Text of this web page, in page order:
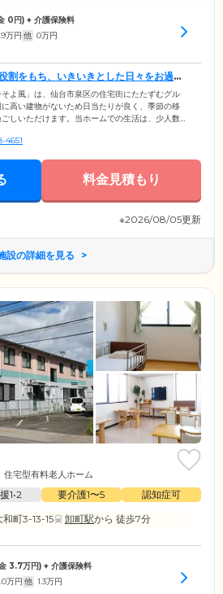
0円) + 介護保険料
万円 他 0万円
割をもち、いきいきとした日々をお過ご
そよ風」は、仙台市泉区の住宅街にたたずむグル
高い建物がないため日当たりが良く、季節の移
しいただけます。当ホームでの生活は、少人数
。ご入居者様同士でおしゃべりやレクリエーシ
など、できる範囲で家事を分担。役割を担うこと
いを見つけ、いきいきとした日々を送れる環境
4651
料金見積もり
※2026/08/05更新
設の詳細を見る
住宅型有料老人ホーム
1•2 要介護1〜5
認知症可
町3-13-15
卸町駅から 徒歩7分
3.7万円) + 介護保険料
万円 他 1.3万円